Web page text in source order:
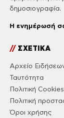
δημοσιογραφία.
Η ενημέρωσή
//ΣΧΕΤΙΚΑ
Αρχείο
Ταυτότητα
Πολιτική Cookies
Πολιτική
Όροι χρήσης